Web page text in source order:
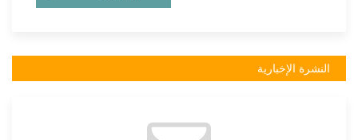
النشرة الإخبارية